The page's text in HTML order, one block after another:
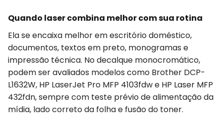
Quando laser combina melhor com sua rotina
Ela se encaixa melhor em escritório doméstico,
documentos, textos em preto, monogramas e
impressão técnica. No decalque monocromático,
podem ser avaliados modelos como Brother DCP-
L1632W, HP LaserJet Pro MFP 4103fdw e HP Laser MFP
432fdn, sempre com teste prévio de alimentação da
mídia, lado correto da folha e fusão do toner.